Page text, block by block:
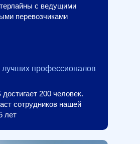
с ведущими
перевозчиками
200 человек.
сотрудников нашей
лет
профессионалов